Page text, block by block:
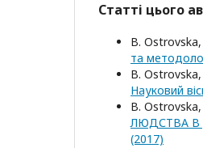
Статті цього
B. Ostrovska,
та
B. Ostrovska,
Науковий
B. Ostrovska,
ЛЮДСТВА В
(2017)